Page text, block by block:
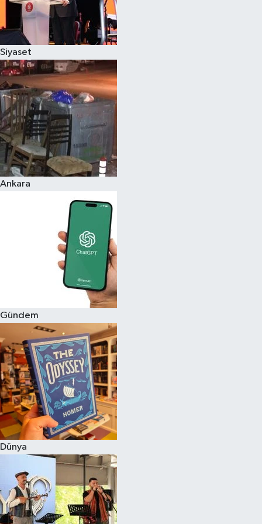
Siyaset
Ankara
Gündem
Dünya